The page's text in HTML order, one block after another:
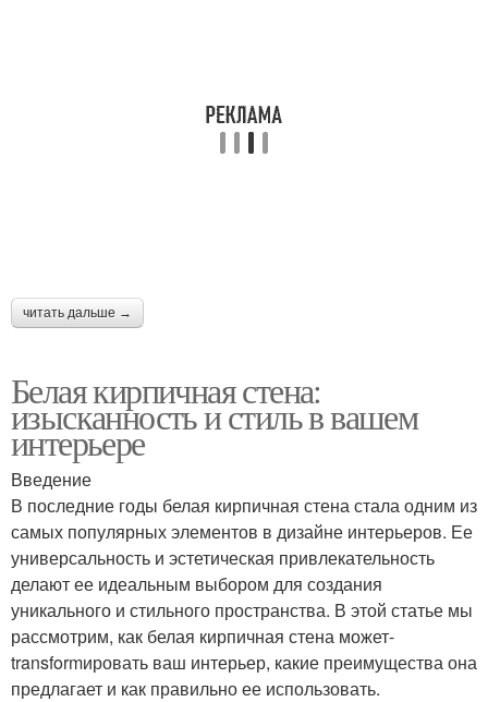
читать дальше →
Белая кирпичная стена:
изысканность и стиль в вашем
интерьере
Введение
В последние годы белая кирпичная стена стала одним из
самых популярных элементов в дизайне интерьеров. Ее
универсальность и эстетическая привлекательность
делают ее идеальным выбором для создания
уникального и стильного пространства. В этой статье мы
рассмотрим, как белая кирпичная стена может-
transformировать ваш интерьер, какие преимущества она
предлагает и как правильно ее использовать.